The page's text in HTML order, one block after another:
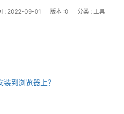
: 2022-09-01 版本 :0 分类 : 工具
到浏览器上？